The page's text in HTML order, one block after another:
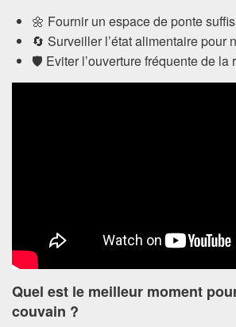
🌼 Fournir un espace de ponte
🔄 Surveiller l’état alimentaire pour
🛡️ Eviter l’ouverture fréquente de la
Quel est le meilleur moment
couvain ?